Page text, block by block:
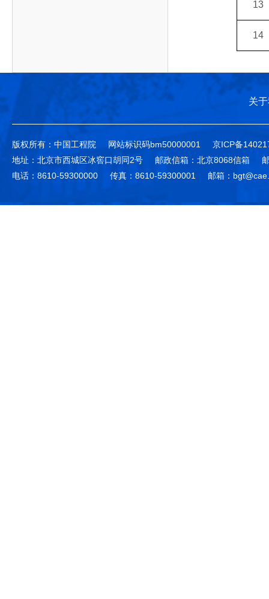
13
14
关
版权所有：中国工程院 网站标识码bm50000001
京ICP备
地址：北京市西城区冰窖口胡同2号
邮政信箱：北京8068信箱
电话：8610-59300000
传真：8610-59300001 邮箱：